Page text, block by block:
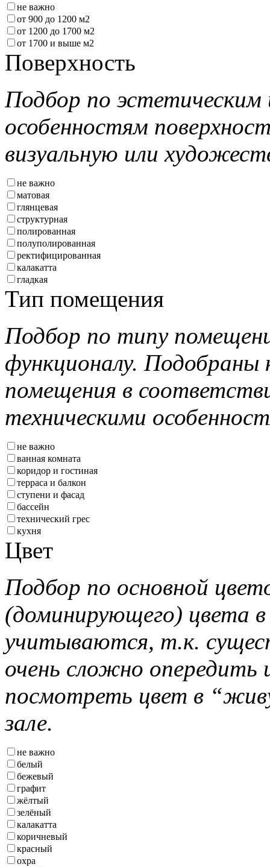
не важно
от 900 до 1200 м2
от 1200 до 1700 м2
от 1700 и выше м2
Поверхность
Подбор по эстетическим
особенностям
визуальную или
не важно
матовая
глянцевая
структурная
полированная
полуполированная
ректифицированная
калакатта
гладкая
Тип помещения
Подбор по типу
функционалу. Подобраны
помещения в
техническими
не важно
ванная комната
коридор и гостиная
терраса и балкон
ступени и фасад
бассейн
технический грес
кухня
Цвет
Подбор по основной
(доминирующего) цвета
учитываются, т.к.
очень сложно опередить
посмотреть цвет в
зале.
не важно
белый
бежевый
графит
жёлтый
зелёный
калакатта
коричневый
красный
охра